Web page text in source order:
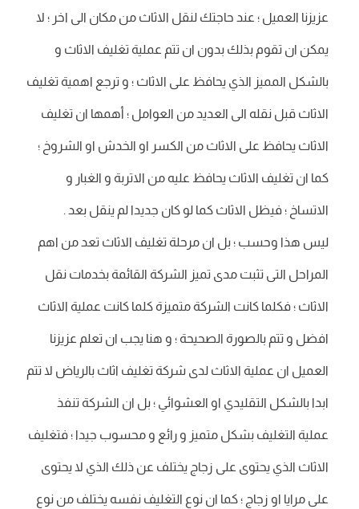
عزيزنا العميل ؛ عند حاجتك لنقل الاثاث من مكان الى اخر ؛ لا
يمكن ان تقوم بذلك بدون ان تتم عملية تغليف الاثاث و
بالشكل المميز الذي يحافظ على الاثاث ؛ و ترجع اهمية تغليف
الاثاث قبل نقله الى العديد من العوامل ؛ أهمها ان تغليف
الاثاث يحافظ على الاثاث من الكسر او الخدش او الشروخ ؛
كما ان تغليف الاثاث يحافظ عليه من الاتربة و الغبار و
الاتساخ ؛ فيظل الاثاث كما لو كان جديدا لم ينقل بعد .
ليس هذا وحسب ؛ بل ان مرحلة تغليف الاثاث تعد من اهم
المراحل التى تثبت مدى تميز الشركة القائمة بخدمات نقل
الاثاث ؛ فكلما كانت الشركة متميزة كلما كانت عملية الاثاث
افضل و تتم بالصورة الصحيحة ؛ و هنا يجب ان تعلم عزيزنا
العميل ان عملية الاثاث لدى شركة تغليف اثاث بالرياض لا تتم
ابدا بالشكل التقليدي او العشوائي ؛ بل ان الشركة تنفذ
عملية التغليف بشكل متميز و رائع و محسوب جيدا ؛ فتغليف
الاثاث الذي يحتوى على زجاج يختلف عن ذلك الذي لا يحتوى
على مرايا او زجاج ؛ كما ان نوع التغليف نفسه يختلف من نوع